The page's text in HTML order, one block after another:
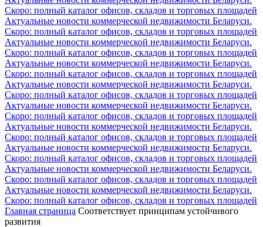
Скоро: полный каталог офисов, складов и торговых площадей
Актуальные новости коммерческой недвижимости Беларуси.
Скоро: полный каталог офисов, складов и торговых площадей
Актуальные новости коммерческой недвижимости Беларуси.
Скоро: полный каталог офисов, складов и торговых площадей
Актуальные новости коммерческой недвижимости Беларуси.
Скоро: полный каталог офисов, складов и торговых площадей
Актуальные новости коммерческой недвижимости Беларуси.
Скоро: полный каталог офисов, складов и торговых площадей
Актуальные новости коммерческой недвижимости Беларуси.
Скоро: полный каталог офисов, складов и торговых площадей
Актуальные новости коммерческой недвижимости Беларуси.
Скоро: полный каталог офисов, складов и торговых площадей
Актуальные новости коммерческой недвижимости Беларуси.
Скоро: полный каталог офисов, складов и торговых площадей
Актуальные новости коммерческой недвижимости Беларуси.
Скоро: полный каталог офисов, складов и торговых площадей
Актуальные новости коммерческой недвижимости Беларуси.
Скоро: полный каталог офисов, складов и торговых площадей
Главная страница Соответствует принципам устойчивого
развития